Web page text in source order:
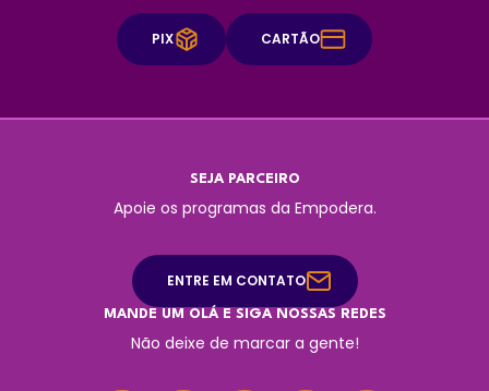
PIX CARTÃO
SEJA PARCEIRO
Apoie os programas da Empodera.
ENTRE EM CONTATO
MANDE UM OLÁ E SIGA NOSSAS REDES
Não deixe de marcar a gente!